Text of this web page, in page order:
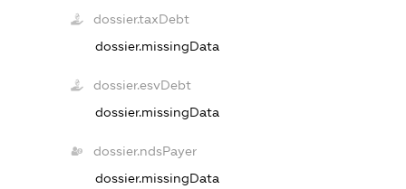
dossier.taxDebt
dossier.missingData
dossier.esvDebt
dossier.missingData
dossier.ndsPayer
dossier.missingData